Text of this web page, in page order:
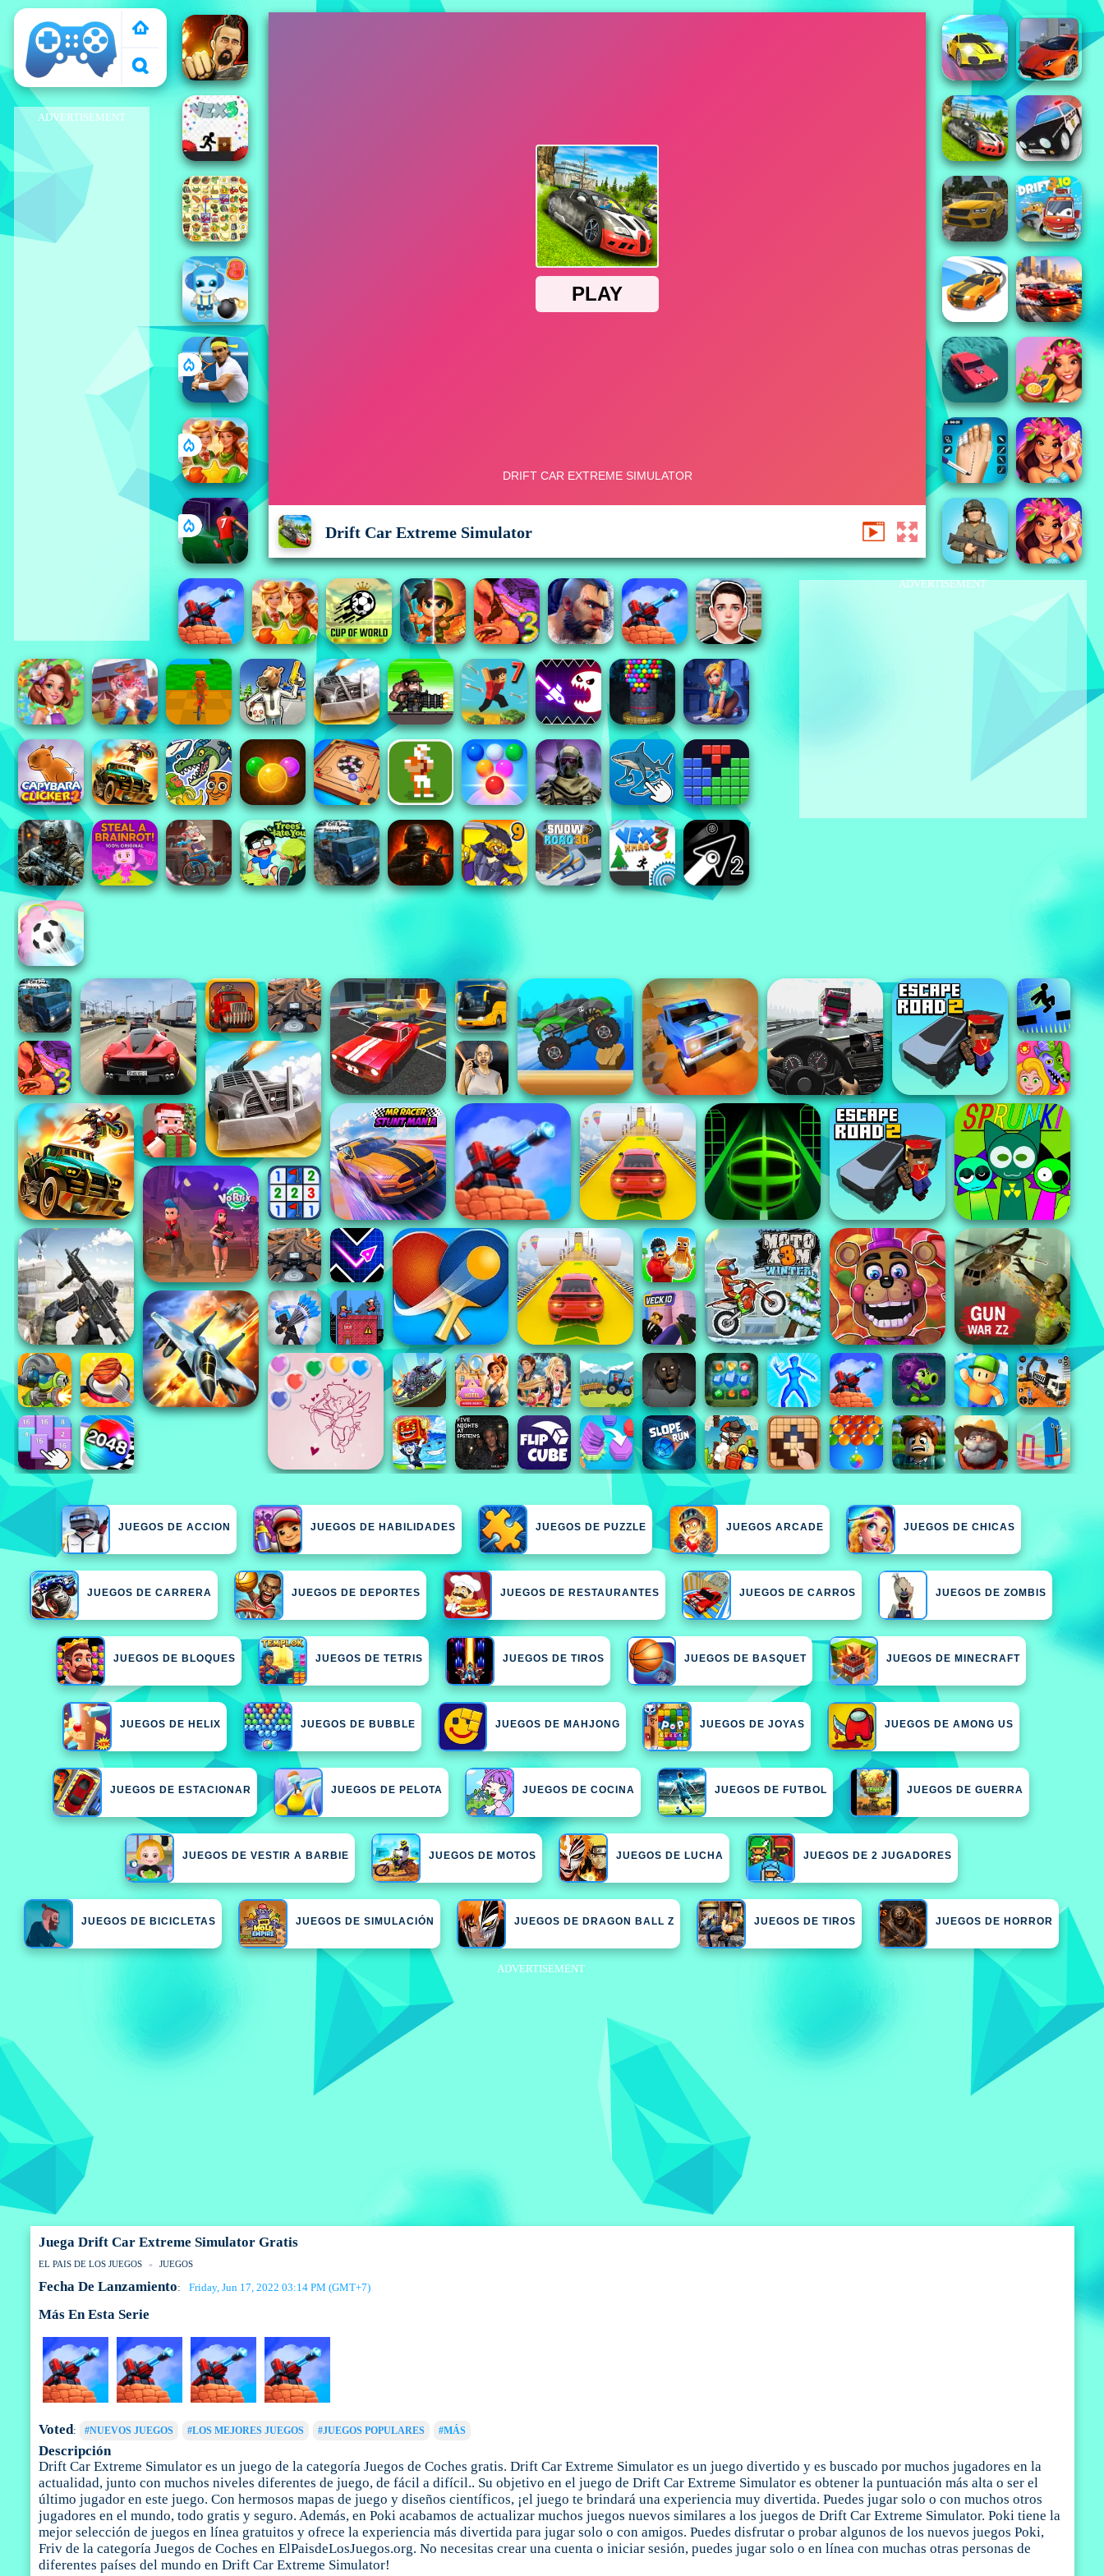
Juegos
ADVERTISEMENT
Drift Car Extreme Simulator
ADVERTISEMENT
JUEGOS DE ACCION JUEGOS DE HABILIDADES JUEGOS DE PUZZLE JUEGOS ARCADE JUEGOS DE CHICAS
JUEGOS DE CARRERA JUEGOS DE DEPORTES JUEGOS DE RESTAURANTES JUEGOS DE CARROS JUEGOS DE ZOMBIS
JUEGOS DE BLOQUES JUEGOS DE TETRIS JUEGOS DE TIROS JUEGOS DE BASQUET JUEGOS DE MINECRAFT
JUEGOS DE HELIX JUEGOS DE BUBBLE JUEGOS DE MAHJONG JUEGOS DE JOYAS JUEGOS DE AMONG US
JUEGOS DE ESTACIONAR JUEGOS DE PELOTA JUEGOS DE COCINA JUEGOS DE FUTBOL JUEGOS DE GUERRA
JUEGOS DE VESTIR A BARBIE JUEGOS DE MOTOS JUEGOS DE LUCHA JUEGOS DE 2 JUGADORES
JUEGOS DE BICICLETAS JUEGOS DE SIMULACIÓN JUEGOS DE DRAGON BALL Z JUEGOS DE TIROS JUEGOS DE HORROR
ADVERTISEMENT
Juega Drift Car Extreme Simulator Gratis
EL PAIS DE LOS JUEGOS JUEGOS
Fecha De Lanzamiento: Friday, Jun 17, 2022 03:14 PM (GMT+7)
Más En Esta Serie
Voted: #NUEVOS JUEGOS #LOS MEJORES JUEGOS #JUEGOS POPULARES #MÁS
Descripción
Drift Car Extreme Simulator es un juego de la categoría Juegos de Coches gratis. Drift Car Extreme Simulator es un juego divertido y es buscado por muchos jugadores en la
actualidad, junto con muchos niveles diferentes de juego, de fácil a difícil.. Su objetivo en el juego de Drift Car Extreme Simulator es obtener la puntuación más alta o ser el
último jugador en este juego. Con hermosos mapas de juego y diseños científicos, ¡el juego te brindará una experiencia muy divertida. Puedes jugar solo o con muchos otros
jugadores en el mundo, todo gratis y seguro. Además, en Poki acabamos de actualizar muchos juegos nuevos similares a los juegos de Drift Car Extreme Simulator. Poki tiene la
mejor selección de juegos en línea gratuitos y ofrece la experiencia más divertida para jugar solo o con amigos. Puedes disfrutar o probar algunos de los nuevos juegos Poki,
Friv de la categoría Juegos de Coches en ElPaisdeLosJuegos.org. No necesitas crear una cuenta o iniciar sesión, puedes jugar solo o en línea con muchas otras personas de
diferentes países del mundo en Drift Car Extreme Simulator!